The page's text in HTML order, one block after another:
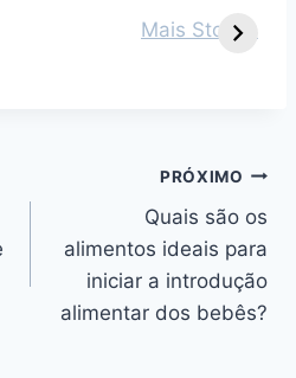
Mais Stories
sobre Parto
PRÓXIMO
Quais são os
alimentos ideais para
iniciar a introdução
alimentar dos bebês?